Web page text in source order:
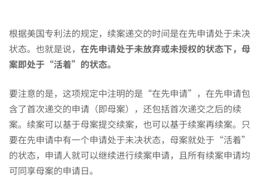
略
的
一
个
根据美国专利法的规定，续案递交的时间是在先申请处于未决
状态。也就是说， 在先申请处于未放弃或未授权的状态下，母
案即处于“活着”的状态。
要注意的是，这项规定中注明的是“在先申请”，在先申请包
含了首次递交的申请（即母案），还包括首次递交之后的续
案。续案可以基于母案提交续案，也可以基于续案再续案。只
要在先申请中有一个申请处于未决状态，母案就处于“活着”
的状态，申请人就可以继续进行续案申请，且所有续案申请均
可同享母案的申请日。